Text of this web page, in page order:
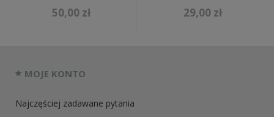
50,00 zł 29,00 zł
MOJE KONTO
Najczęściej zadawane pytania